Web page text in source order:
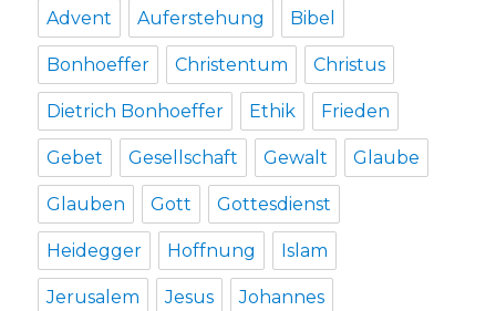
Advent Auferstehung Bibel
Bonhoeffer Christentum Christus
Dietrich Bonhoeffer Ethik Frieden
Gebet Gesellschaft Gewalt Glaube
Glauben Gott Gottesdienst
Heidegger Hoffnung Islam
Jerusalem Jesus Johannes